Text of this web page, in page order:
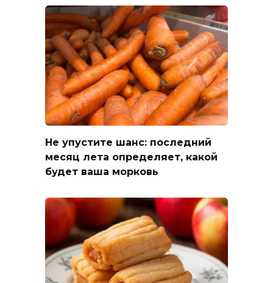
Не упустите шанс: последний
месяц лета определяет, какой
будет ваша морковь